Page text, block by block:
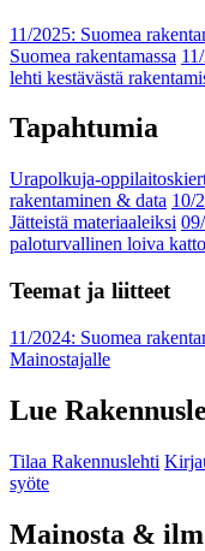
11/2025: Suomea
Suomea rakentamassa
lehti kestävästä
Tapahtumia
Urapolkuja-
rakentaminen & data 10/
Jätteistä materiaaleiksi
paloturvallinen loiva katto
Teemat ja liitteet
11/2024: Suomea
Mainostajalle
Lue
Tilaa Rakennuslehti
syöte
Mainosta &